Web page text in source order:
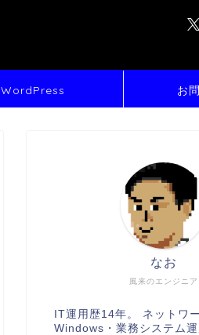
WordPress お
風来のエンジニア
なお
IT運用歴14年。 ネットワ
Windows・業務システム